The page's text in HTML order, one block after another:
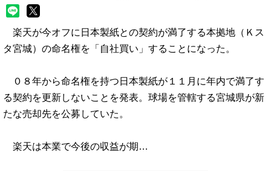
楽天が今オフに日本製紙との契約が満了する本拠地（Ｋス
タ宮城）の命名権を「自社買い」することになった。
０８年から命名権を持つ日本製紙が１１月に年内で満了す
る契約を更新しないことを発表。球場を管轄する宮城県が新
たな売却先を公募していた。
楽天は本業で今後の収益が期…